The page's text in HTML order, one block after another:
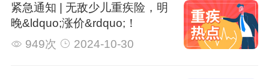
紧急通知 | 无敌少儿重疾险，明
晚&ldquo;涨价&rdquo;！
949次
2024-10-30